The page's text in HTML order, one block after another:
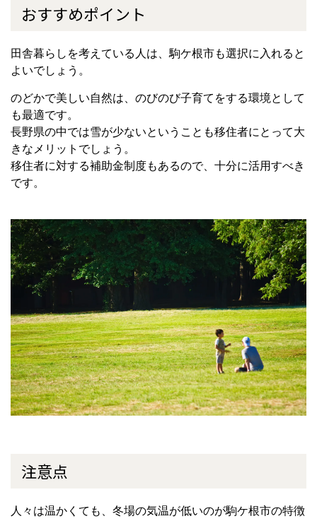
おすすめポイント
田舎暮らしを考えている人は、駒ケ根市も選択に入れると
よいでしょう。
のどかで美しい自然は、のびのび子育てをする環境として
も最適です。
長野県の中では雪が少ないということも移住者にとって大
きなメリットでしょう。
移住者に対する補助金制度もあるので、十分に活用すべき
です。
注意点
人々は温かくても、冬場の気温が低いのが駒ケ根市の特徴